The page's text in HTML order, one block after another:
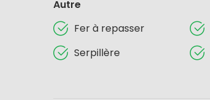
Autre
Fer à repasser
Serpillère